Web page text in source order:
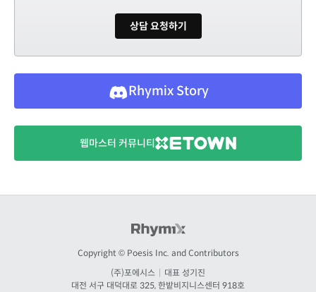
상담 요청하기
Rhymix Story
웹마스터 커뮤니티
Copyright © Poesis Inc. and Contributors
(주)포에시스
대표 성기진
대전 서구 대덕대로 325, 한밭비지니스센터 918호